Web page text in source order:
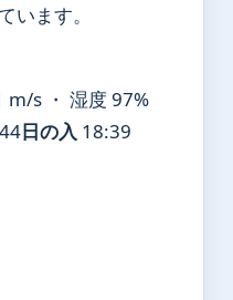
います。
m/s ・ 湿度 97%
日の入 18:39